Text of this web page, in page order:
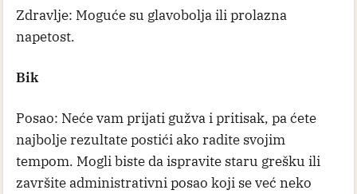
Zdravlje: Moguće su glavobolja ili prolazna
napetost.
Bik
Posao: Neće vam prijati gužva i pritisak, pa ćete
najbolje rezultate postići ako radite svojim
tempom. Mogli biste da ispravite staru grešku ili
završite administrativni posao koji se već neko